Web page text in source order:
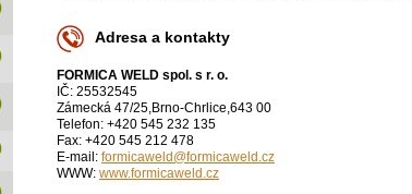
Adresa a kontakty
FORMICA WELD spol. s r. o.
IČ: 25532545
Zámecká 47/25,Brno-Chrlice,643 00
Telefon: +420 545 232 135
Fax: +420 545 212 478
E-mail: formicaweld@formicaweld.cz
WWW: www.formicaweld.cz